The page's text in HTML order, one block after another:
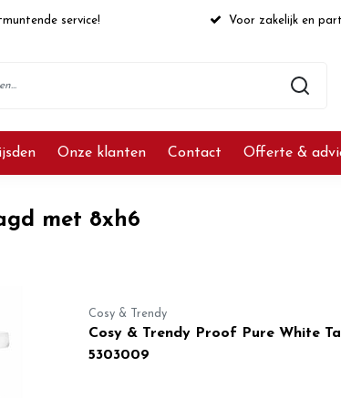
service! Voor zakelijk en
Onze klanten Contact Offerte &
met 8xh6
Cosy & Trendy
Cosy & Trendy Proof Pure White
5303009